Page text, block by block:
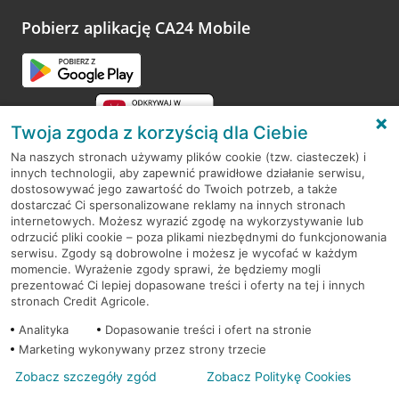
opinie.
Pobierz aplikację CA24 Mobile
RODO
Regulamin serwisu
Mapa serwisu
PolitykaCookies
© 2026 Credit Agricole Bank Polska S.A. Wszelkie prawa zastrzeżone
Twoja zgoda z korzyścią dla Ciebie
Na naszych stronach używamy plików cookie (tzw. ciasteczek) i
innych technologii, aby zapewnić prawidłowe działanie serwisu,
dostosowywać jego zawartość do Twoich potrzeb, a także
dostarczać Ci spersonalizowane reklamy na innych stronach
internetowych. Możesz wyrazić zgodę na wykorzystywanie lub
odrzucić pliki cookie – poza plikami niezbędnymi do funkcjonowania
serwisu. Zgody są dobrowolne i możesz je wycofać w każdym
momencie. Wyrażenie zgody sprawi, że będziemy mogli
prezentować Ci lepiej dopasowane treści i oferty na tej i innych
stronach Credit Agricole.
Analityka
Dopasowanie treści i ofert na stronie
Marketing wykonywany przez strony trzecie
Zobacz szczegóły zgód Zobacz Politykę Cookies